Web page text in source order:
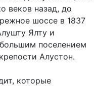
веков назад, до
шоссе в 1837
Ялту и
поселением
Алустон.
которые